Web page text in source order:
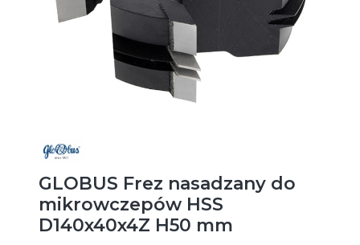
GLOBUS Frez nasadzany do
mikrowczepów HSS
D140x40x4Z H50 mm